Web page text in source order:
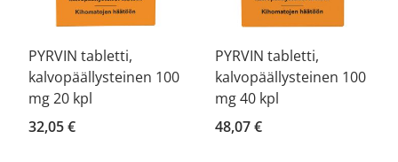
PYRVIN tabletti,
kalvopäällysteinen 100
mg 20 kpl
32,05 €
PYRVIN tabletti,
kalvopäällysteinen 100
mg 40 kpl
48,07 €